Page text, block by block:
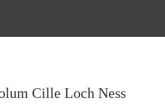
Cille Loch Ness